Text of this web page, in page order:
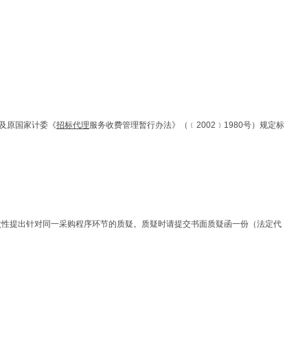
原国家计委《招标代理服务收费管理暂行办法》（﹝2002﹞1980号）规定标
提出针对同一采购程序环节的质疑。质疑时请提交书面质疑函一份（法定代